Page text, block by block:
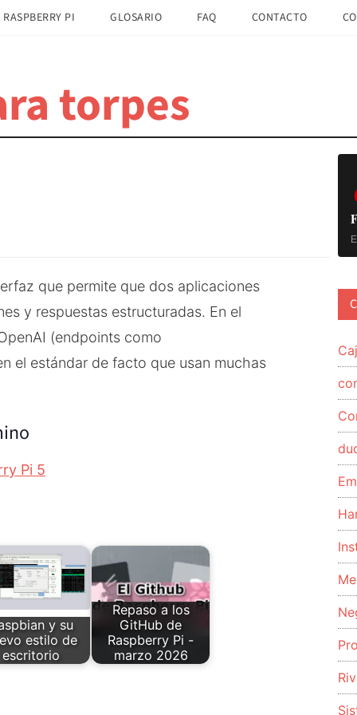
PI GLOSARIO FAQ CONTACTO
torpes
que permite que dos aplicaciones
y respuestas estructuradas. En el
(endpoints como
el estándar de facto que usan muchas
Pi 5
y su
estilo de
escritorio
Repaso a los
GitHub de
Raspberry Pi -
marzo 2026